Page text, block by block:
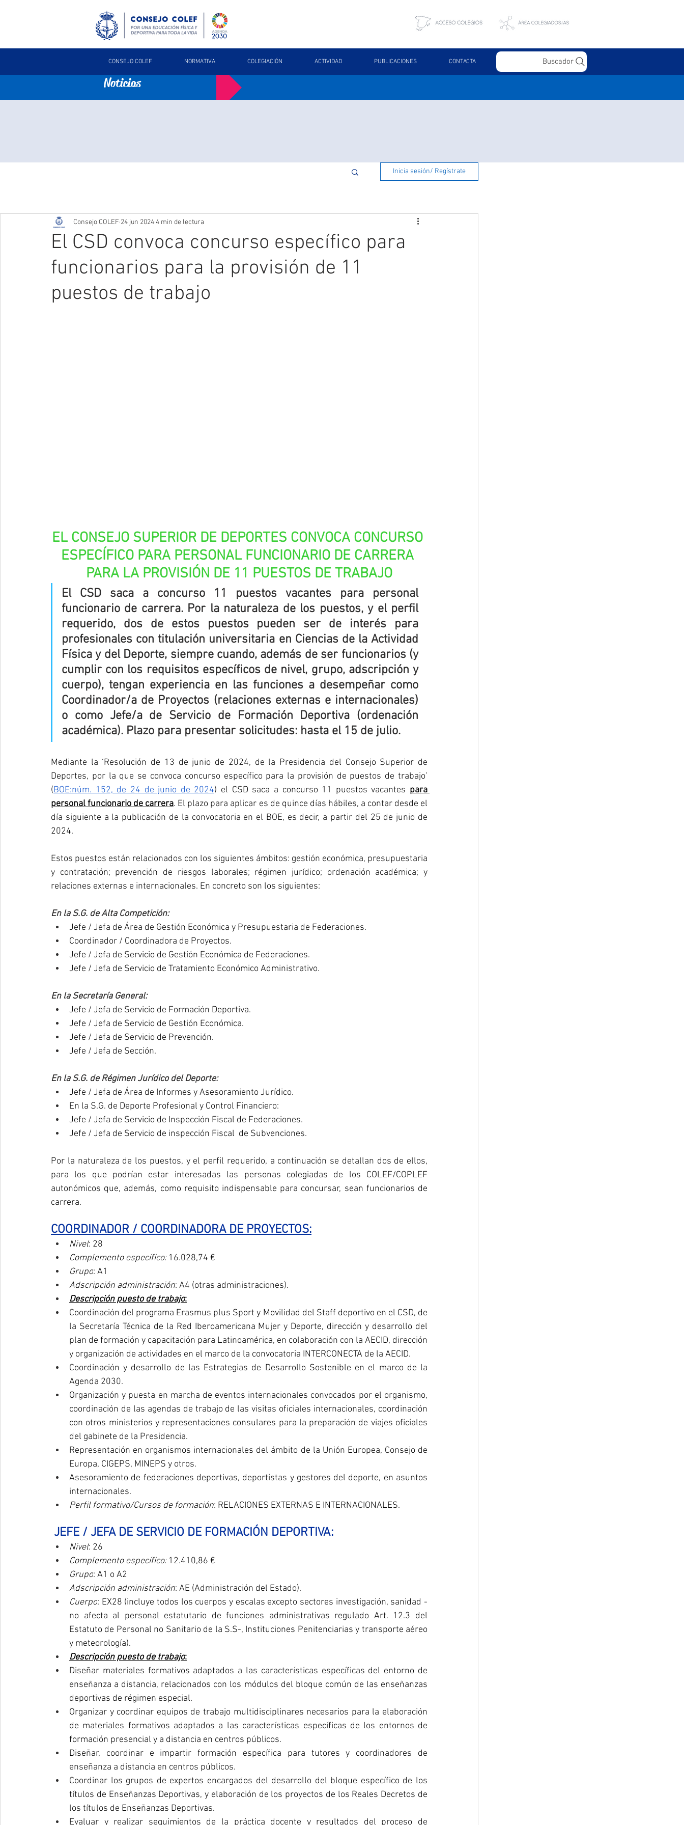
CONSEJO COLEF NORMATIVA COLEGIACIÓN ACTIVIDAD PUBLICACIONES CONTACTA Buscador
Noticias
Inicia sesión/ Regístrate
El CSD convoca concurso específico para
funcionarios para la provisión de 11
puestos de trabajo
Consejo COLEF 24 jun 20244 min de lectura
EL CONSEJO SUPERIOR DE DEPORTES CONVOCA CONCURSO
ESPECÍFICO PARA PERSONAL FUNCIONARIO DE CARRERA
PARA LA PROVISIÓN DE 11 PUESTOS DE TRABAJO
El CSD saca a concurso 11 puestos vacantes para personal
funcionario de carrera. Por la naturaleza de los puestos, y el perfil
requerido, dos de estos puestos pueden ser de interés para
profesionales con titulación universitaria en Ciencias de la Actividad
Física y del Deporte, siempre cuando, además de ser funcionarios (y
cumplir con los requisitos específicos de nivel, grupo, adscripción y
cuerpo), tengan experiencia en las funciones a desempeñar como
Coordinador/a de Proyectos (relaciones externas e internacionales)
o como Jefe/a de Servicio de Formación Deportiva (ordenación
académica). Plazo para presentar solicitudes: hasta el 15 de julio.
Mediante la ‘Resolución de 13 de junio de 2024, de la Presidencia del Consejo Superior de
Deportes, por la que se convoca concurso específico para la provisión de puestos de trabajo’
(BOE:núm. 152, de 24 de junio de 2024) el CSD saca a concurso 11 puestos vacantes para
personal funcionario de carrera. El plazo para aplicar es de quince días hábiles, a contar desde el
día siguiente a la publicación de la convocatoria en el BOE, es decir, a partir del 25 de junio de
2024.
Estos puestos están relacionados con los siguientes ámbitos: gestión económica, presupuestaria
y contratación; prevención de riesgos laborales; régimen jurídico; ordenación académica; y
relaciones externas e internacionales. En concreto son los siguientes:
En la S.G. de Alta Competición:
Jefe / Jefa de Área de Gestión Económica y Presupuestaria de Federaciones.
Coordinador / Coordinadora de Proyectos.
Jefe / Jefa de Servicio de Gestión Económica de Federaciones.
Jefe / Jefa de Servicio de Tratamiento Económico Administrativo.
En la Secretaría General:
Jefe / Jefa de Servicio de Formación Deportiva.
Jefe / Jefa de Servicio de Gestión Económica.
Jefe / Jefa de Servicio de Prevención.
Jefe / Jefa de Sección.
En la S.G. de Régimen Jurídico del Deporte:
Jefe / Jefa de Área de Informes y Asesoramiento Jurídico.
En la S.G. de Deporte Profesional y Control Financiero:
Jefe / Jefa de Servicio de Inspección Fiscal de Federaciones.
Jefe / Jefa de Servicio de inspección Fiscal  de Subvenciones.
Por la naturaleza de los puestos, y el perfil requerido, a continuación se detallan dos de ellos,
para los que podrían estar interesadas las personas colegiadas de los COLEF/COPLEF
autonómicos que, además, como requisito indispensable para concursar, sean funcionarios de
carrera.
COORDINADOR / COORDINADORA DE PROYECTOS:
Nivel: 28
Complemento específico: 16.028,74 €
Grupo: A1
Adscripción administración: A4 (otras administraciones).
Descripción puesto de trabajo:
Coordinación del programa Erasmus plus Sport y Movilidad del Staff deportivo en el CSD, de
la Secretaría Técnica de la Red Iberoamericana Mujer y Deporte, dirección y desarrollo del
plan de formación y capacitación para Latinoamérica, en colaboración con la AECID, dirección
y organización de actividades en el marco de la convocatoria INTERCONECTA de la AECID.
Coordinación y desarrollo de las Estrategias de Desarrollo Sostenible en el marco de la
Agenda 2030.
Organización y puesta en marcha de eventos internacionales convocados por el organismo,
coordinación de las agendas de trabajo de las visitas oficiales internacionales, coordinación
con otros ministerios y representaciones consulares para la preparación de viajes oficiales
del gabinete de la Presidencia.
Representación en organismos internacionales del ámbito de la Unión Europea, Consejo de
Europa, CIGEPS, MINEPS y otros.
Asesoramiento de federaciones deportivas, deportistas y gestores del deporte, en asuntos
internacionales.
Perfil formativo/Cursos de formación: RELACIONES EXTERNAS E INTERNACIONALES.
JEFE / JEFA DE SERVICIO DE FORMACIÓN DEPORTIVA:
Nivel: 26
Complemento específico: 12.410,86 €
Grupo: A1 o A2
Adscripción administración: AE (Administración del Estado).
Cuerpo: EX28 (incluye todos los cuerpos y escalas excepto sectores investigación, sanidad -
no afecta al personal estatutario de funciones administrativas regulado Art. 12.3 del
Estatuto de Personal no Sanitario de la S.S-, Instituciones Penitenciarias y transporte aéreo
y meteorología).
Descripción puesto de trabajo:
Diseñar materiales formativos adaptados a las características específicas del entorno de
enseñanza a distancia, relacionados con los módulos del bloque común de las enseñanzas
deportivas de régimen especial.
Organizar y coordinar equipos de trabajo multidisciplinares necesarios para la elaboración
de materiales formativos adaptados a las características específicas de los entornos de
formación presencial y a distancia en centros públicos.
Diseñar, coordinar e impartir formación específica para tutores y coordinadores de
enseñanza a distancia en centros públicos.
Coordinar los grupos de expertos encargados del desarrollo del bloque específico de los
títulos de Enseñanzas Deportivas, y elaboración de los proyectos de los Reales Decretos de
los títulos de Enseñanzas Deportivas.
Evaluar y realizar seguimientos de la práctica docente y resultados del proceso de